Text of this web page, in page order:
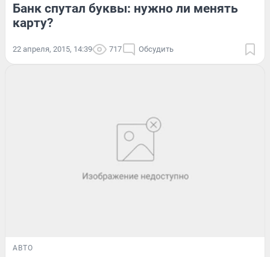
Банк спутал буквы: нужно ли менять
карту?
22 апреля, 2015, 14:39 717 Обсудить
АВТО